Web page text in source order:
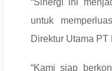
untuk
Direktur Utama
“Kami siap